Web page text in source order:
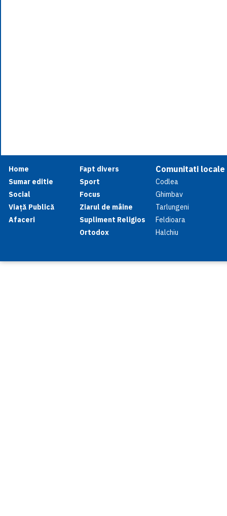
Home
Sumar editie
Social
Viață Publică
Afaceri
Fapt divers
Sport
Focus
Ziarul de mâine
Supliment Religios
Ortodox
Comunitati locale
Codlea
Ghimbav
Tarlungeni
Feldioara
Halchiu